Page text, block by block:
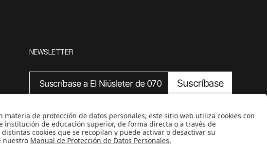
NEWSLETTER
Suscríbase